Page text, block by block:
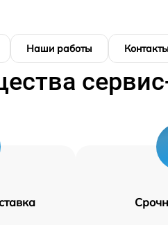
Наши работы Контакты